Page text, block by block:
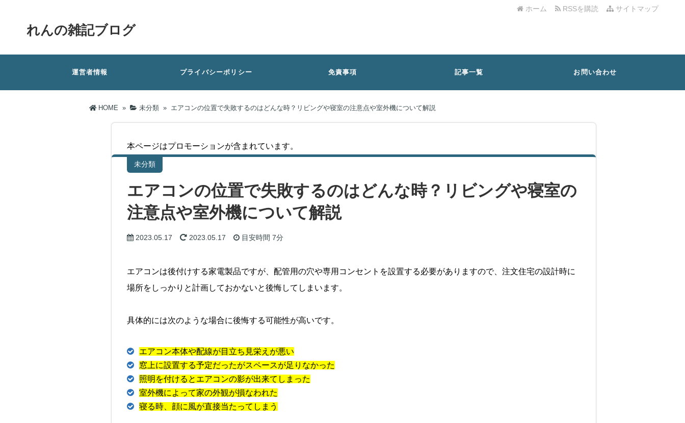
サイトマップ
RSSを購読
ホーム
れんの雑記ブログ
運営者情報 プライバシーポリシー 免責事項 記事一覧 お問い合わせ
HOME » 未分類 » エアコンの位置で失敗するのはどんな時？リビングや寝室の注意点や室外機について解説
本ページはプロモーションが含まれています。
未分類
エアコンの位置で失敗するのはどんな時？リビングや寝室の
注意点や室外機について解説
2023.05.17 2023.05.17 目安時間 7分
エアコンは後付けする家電製品ですが、配管用の穴や専用コンセントを設置する必要がありますので、注文住宅の設計時に
場所をしっかりと計画しておかないと後悔してしまいます。
具体的には次のような場合に後悔する可能性が高いです。
エアコン本体や配線が目立ち見栄えが悪い
窓上に設置する予定だったがスペースが足りなかった
照明を付けるとエアコンの影が出来てしまった
室外機によって家の外観が損なわれた
寝る時、顔に風が直接当たってしまう